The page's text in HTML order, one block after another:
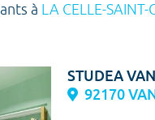
à LA CELLE-
STUDEA
92170